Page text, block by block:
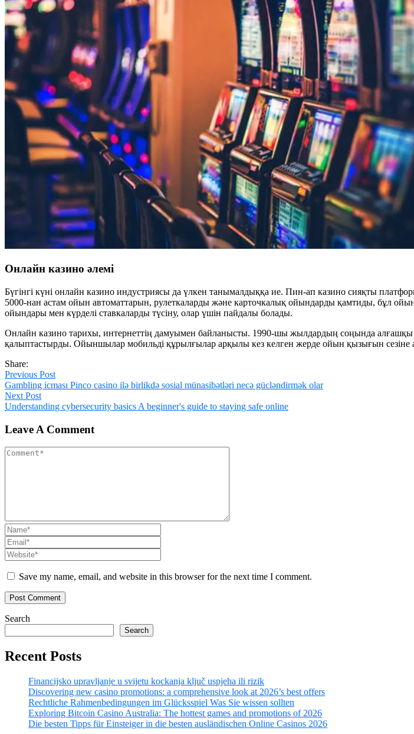
Онлайн казино әлемі
Бүгінгі күні онлайн казино индустриясы да үлкен танымалдыққа ие. Пин-ап казино сияқты
5000-нан астам ойын автоматтарын, рулеткаларды және карточкалық ойындарды қамтиды, бұл
ойындары мен күрделі ставкаларды түсіну, олар үшін пайдалы болады.
Онлайн казино тарихы, интернеттің дамуымен байланысты. 1990-шы жылдардың соңында
қалыптастырды. Ойыншылар мобильді құрылғылар арқылы кез келген жерде ойын қызығын
Share:
Previous Post
Gambling icması Pinco casino ilə birlikdə sosial münasibətləri necə gücləndirmək olar
Next Post
Understanding cybersecurity basics A beginner's guide to staying safe online
Leave A Comment
Save my name, email, and website in this browser for the next time I comment.
Search
Search
Recent Posts
Financijsko upravljanje u svijetu kockanja ključ uspjeha ili rizik
Discovering new casino promotions: a comprehensive look at 2026’s best offers
Rechtliche Rahmenbedingungen im Glücksspiel Was Sie wissen sollten
Exploring Bitcoin Casino Australia: The hottest games and promotions of 2026
Die besten Tipps für Einsteiger in die besten ausländischen Online Casinos 2026